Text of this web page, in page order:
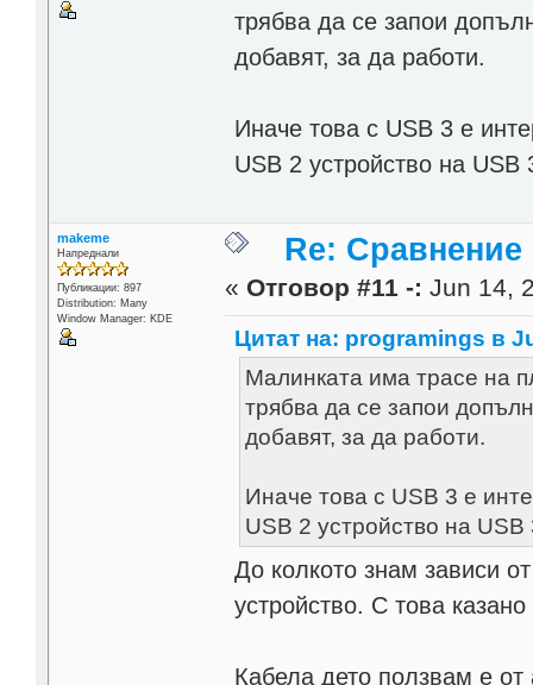
трябва да се запои
добавят, за да работи.
Иначе това с USB 3 е
USB 2 устройство на USB
makeme
Напреднали
Публикации: 897
Distribution: Many
Window Manager: KDE
Re:
« Отговор #11 -: Jun 14,
Цитат на: programings в
Малинката има трасе на
трябва да се запои
добавят, за да работи.
Иначе това с USB 3 е
USB 2 устройство на USB
До колкото знам зависи
устройство. С това
Кабела дето ползвам е